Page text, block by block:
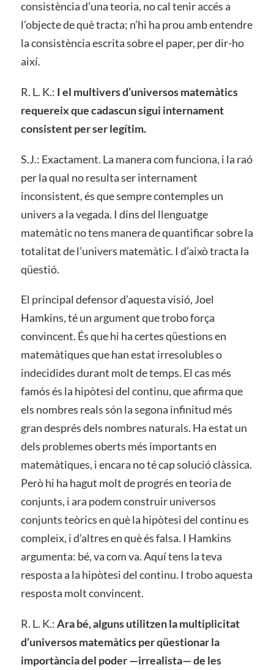
consistència d’una teoria, no cal tenir accés a
l’objecte de què tracta; n’hi ha prou amb entendre
la consistència escrita sobre el paper, per dir-ho
així.
R. L. K.: I el multivers d’universos matemàtics
requereix que cadascun sigui internament
consistent per ser legítim.
S.J.: Exactament. La manera com funciona, i la raó
per la qual no resulta ser internament
inconsistent, és que sempre contemples un
univers a la vegada. I dins del llenguatge
matemàtic no tens manera de quantificar sobre la
totalitat de l’univers matemàtic. I d’això tracta la
qüestió.
El principal defensor d’aquesta visió, Joel
Hamkins, té un argument que trobo força
convincent. És que hi ha certes qüestions en
matemàtiques que han estat irresolubles o
indecidides durant molt de temps. El cas més
famós és la hipòtesi del continu, que afirma que
els nombres reals són la segona infinitud més
gran després dels nombres naturals. Ha estat un
dels problemes oberts més importants en
matemàtiques, i encara no té cap solució clàssica.
Però hi ha hagut molt de progrés en teoria de
conjunts, i ara podem construir universos
conjunts teòrics en què la hipòtesi del continu es
compleix, i d’altres en què és falsa. I Hamkins
argumenta: bé, va com va. Aquí tens la teva
resposta a la hipòtesi del continu. I trobo aquesta
resposta molt convincent.
R. L. K.:Ara bé, alguns utilitzen la multiplicitat
d’universos matemàtics per qüestionar la
importància del poder —irrealista— de les